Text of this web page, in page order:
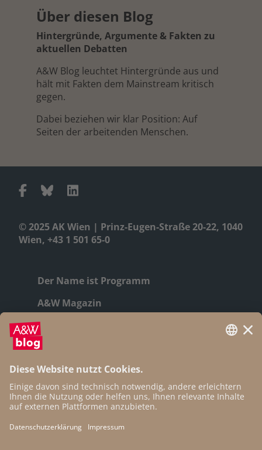
© 2025 AK Wien | Prinz-Eugen-Straße 20-22, 1040
Wien, +43 1 501 65-0
Der Name ist Programm
A&W Magazin
Geschichte
Autor:innen
Newsletter
Open Access
Über diesen Blog
Hintergründe, Argumente & Fakten zu
aktuellen Debatten
A&W Blog leuchtet Hintergründe aus und
hält mit Fakten dem Mainstream kritisch
gegen.
Dabei beziehen wir klar Position: Auf
Seiten der arbeitenden Menschen.